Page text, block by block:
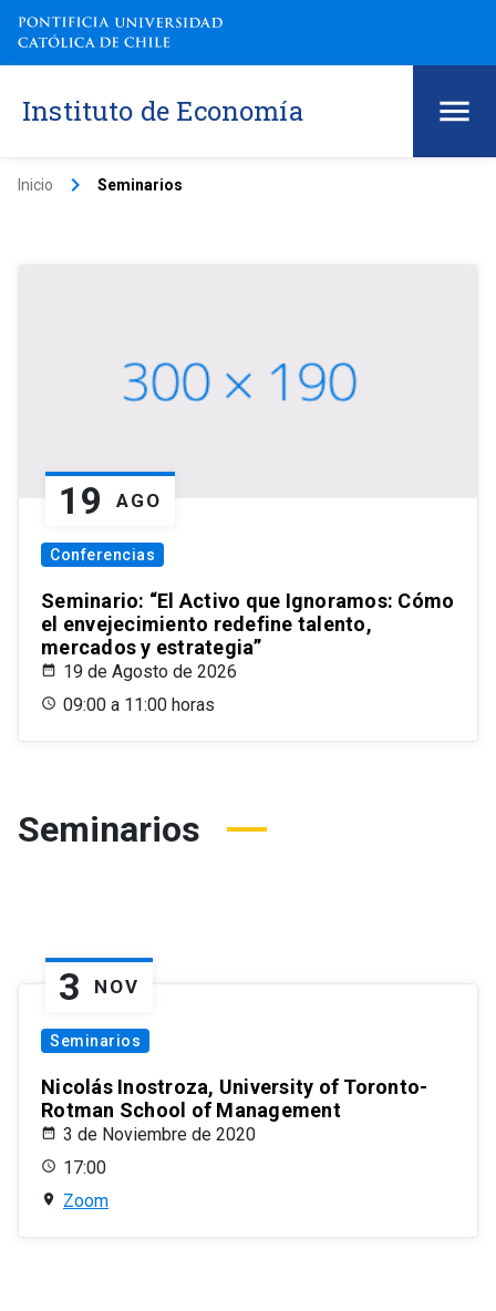
Instituto de Economía
Inicio keyboard_arrow_right Seminarios
19 AGO
Conferencias
Seminario: “El Activo que Ignoramos: Cómo
el envejecimiento redefine talento,
mercados y estrategia”
19 de Agosto de 2026
09:00 a 11:00 horas
Seminarios
3 NOV
Seminarios
Nicolás Inostroza, University of Toronto-
Rotman School of Management
3 de Noviembre de 2020
17:00
Zoom